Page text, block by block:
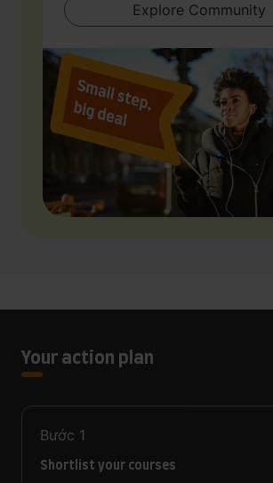
Explore Community
Your action plan
Bước 1
Shortlist your courses